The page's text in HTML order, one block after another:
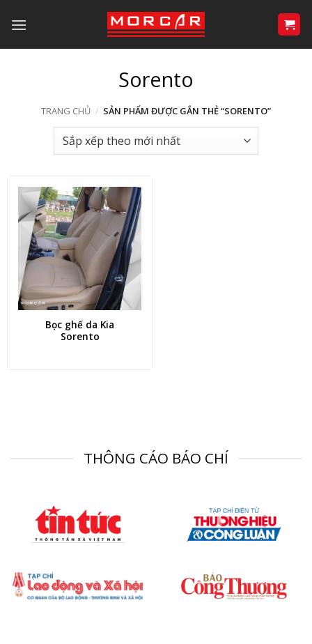
qua
nội
Sorento
TRANG CHỦ / SẢN PHẨM ĐƯỢC GẮN THẺ “SORENTO”
Bọc ghế da Kia
Sorento
THÔNG CÁO BÁO CHÍ